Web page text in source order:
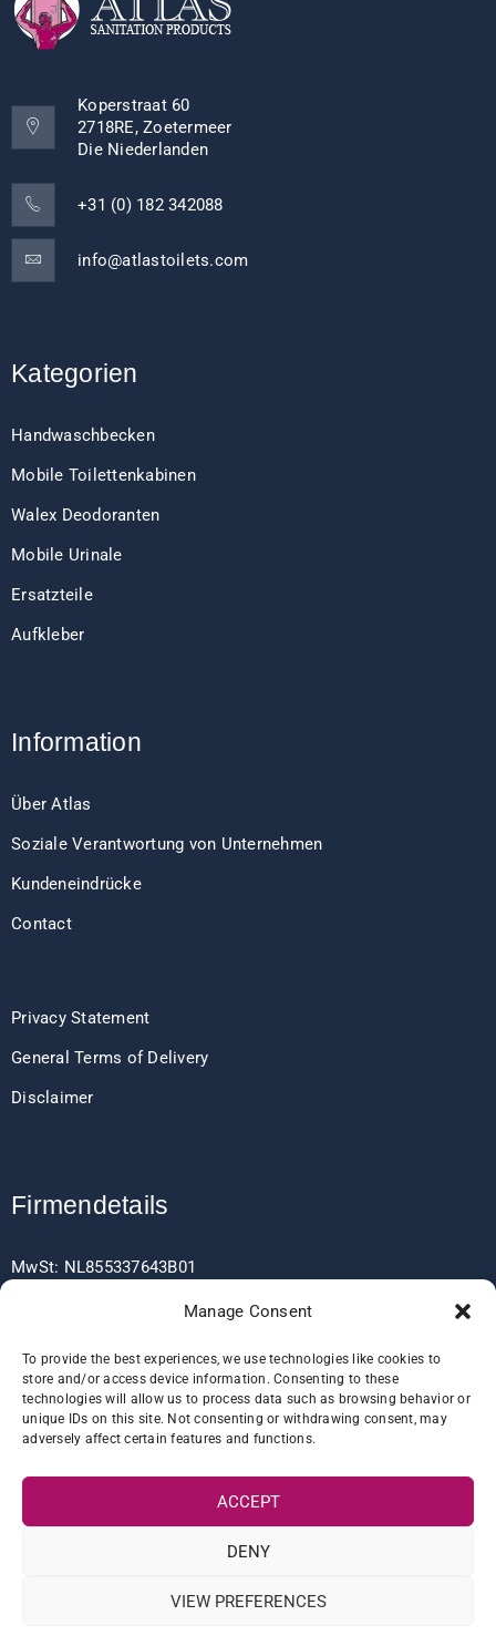
Manage Consent
To provide the best experiences, we use technologies like cookies to
store and/or access device information. Consenting to these
technologies will allow us to process data such as browsing behavior or
unique IDs on this site. Not consenting or withdrawing consent, may
adversely affect certain features and functions.
ACCEPT
DENY
VIEW PREFERENCES
Koperstraat 60
2718RE, Zoetermeer
Die Niederlanden
+31 (0) 182 342088
info@atlastoilets.com
Kategorien
Handwaschbecken
Mobile Toilettenkabinen
Walex Deodoranten
Mobile Urinale
Ersatzteile
Aufkleber
Information
Über Atlas
Soziale Verantwortung von Unternehmen
Kundeneindrücke
Contact
Privacy Statement
General Terms of Delivery
Disclaimer
Firmendetails
MwSt: NL855337643B01
Handelskammer: 63656817
Bankdaten
IBAN: NL60RABO0361406037